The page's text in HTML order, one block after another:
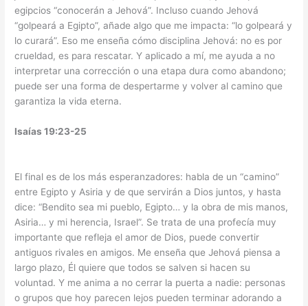
egipcios “conocerán a Jehová”. Incluso cuando Jehová
“golpeará a Egipto”, añade algo que me impacta: “lo golpeará y
lo curará”. Eso me enseña cómo disciplina Jehová: no es por
crueldad, es para rescatar. Y aplicado a mí, me ayuda a no
interpretar una corrección o una etapa dura como abandono;
puede ser una forma de despertarme y volver al camino que
garantiza la vida eterna.
Isaías 19:23-25
El final es de los más esperanzadores: habla de un “camino”
entre Egipto y Asiria y de que servirán a Dios juntos, y hasta
dice: “Bendito sea mi pueblo, Egipto… y la obra de mis manos,
Asiria… y mi herencia, Israel”. Se trata de una profecía muy
importante que refleja el amor de Dios, puede convertir
antiguos rivales en amigos. Me enseña que Jehová piensa a
largo plazo, Él quiere que todos se salven si hacen su
voluntad. Y me anima a no cerrar la puerta a nadie: personas
o grupos que hoy parecen lejos pueden terminar adorando a